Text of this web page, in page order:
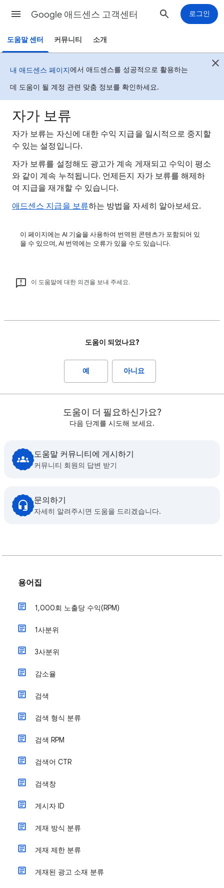
Google 애드센스 고객센터 로그인
도움말 센터 커뮤니티 소개
내 애드센스 페이지에서 애드센스를 성공적으로 활용하는
데 도움이 될 계정 관련 맞춤 정보를 확인하세요.
자가 보류
자가 보류는 자신에 대한 수익 지급을 일시적으로 중지할
수 있는 설정입니다.
자가 보류를 설정해도 광고가 계속 게재되고 수익이 평소
와 같이 계속 누적됩니다. 언제든지 자가 보류를 해제하
여 지급을 재개할 수 있습니다.
애드센스 지급을 보류하는 방법을 자세히 알아보세요.
이 페이지에는 AI 기술을 사용하여 번역된 콘텐츠가 포함되어 있
을 수 있으며, AI 번역에는 오류가 있을 수도 있습니다.
이 도움말에 대한 의견을 보내 주세요.
도움이 되었나요?
예 아니요
도움이 더 필요하신가요?
다음 단계를 시도해 보세요.
도움말 커뮤니티에 게시하기
커뮤니티 회원의 답변 받기
문의하기
자세히 알려주시면 도움을 드리겠습니다.
용어집
1,000회 노출당 수익(RPM)
1사분위
3사분위
감소율
검색
검색 형식 분류
검색 RPM
검색어 CTR
검색창
게시자 ID
게재 방식 분류
게재 제한 분류
게재된 광고 소재 분류